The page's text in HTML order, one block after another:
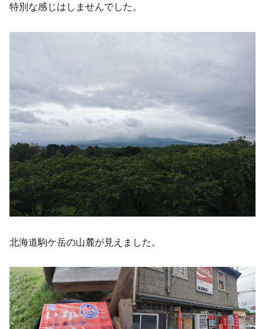
特別な感じはしませんでした。
北海道駒ケ岳の山麓が見えました。